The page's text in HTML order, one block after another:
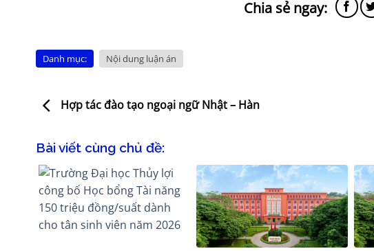
Danh mục: Nội dung luận án
Hợp tác đào tạo ngoại ngữ Nhật – Hàn
Bài viết cùng chủ đề: